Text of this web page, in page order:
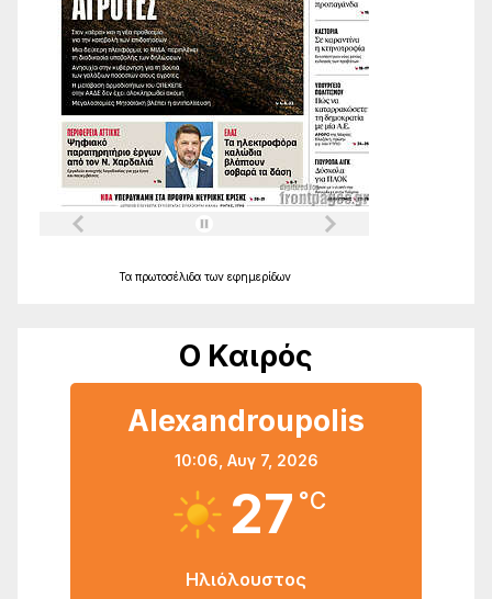
Τα πρωτοσέλιδα των εφημερίδων
Ο Καιρός
Alexandroupolis
10:06, Αυγ 7, 2026
27 °C
Ηλιόλουστος